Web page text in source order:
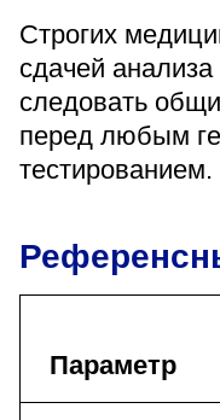
Строгих
сдачей
следовать
перед любым
тестированием.
Параметр